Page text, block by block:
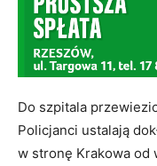
Do szpitala
Policjanci ustalają
w stronę Krakowa od